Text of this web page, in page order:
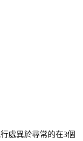
處異於尋常的在3個